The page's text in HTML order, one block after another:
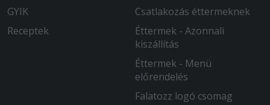
GYIK
Receptek
Csatlakozás éttermeknek
Éttermek - Azonnali
kiszállítás
Éttermek - Menü
előrendelés
Falatozz logó csomag